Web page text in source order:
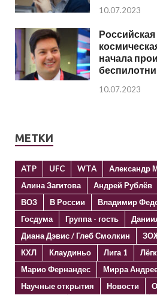
10.07.2023
Российская
начала
10.07.2023
МЕТКИ
ATP UFC WTA
Александр
Алина Загитова
Андрей Рублёв
ВОЗ
В России Владимир
Госдума
Группа - гость
Диана Дэвис / Глеб Смолкин
КХЛ
Клаудиньо Лига 1
Марио Фернандес
Мирра
Научные открытия
Новости